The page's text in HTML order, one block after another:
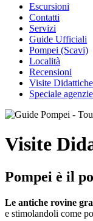
Escursioni
Contatti
Servizi
Guide Ufficiali
Pompei (Scavi)
Località
Recensioni
Visite Didattiche
Speciale agenzie
Visite
Pompei è il
Le antiche rovine
e stimolandoli come